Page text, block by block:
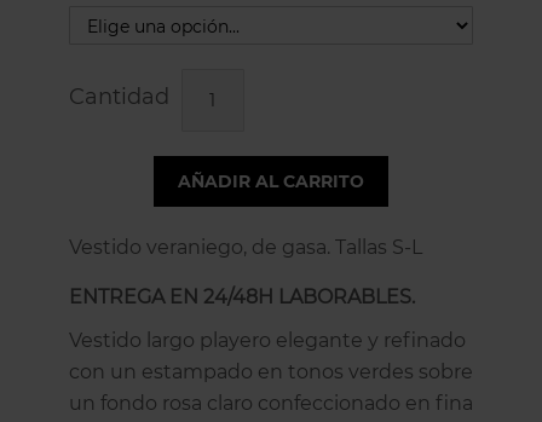
Cantidad
AÑADIR AL CARRITO
Vestido veraniego, de gasa. Tallas S-L
ENTREGA EN 24/48H LABORABLES.
Vestido largo playero elegante y refinado
con un estampado en tonos verdes sobre
un fondo rosa claro confeccionado en fina